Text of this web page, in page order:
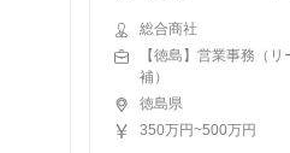
総合商社
【徳島】営業事務（リ
補）
徳島県
350万円~500万円